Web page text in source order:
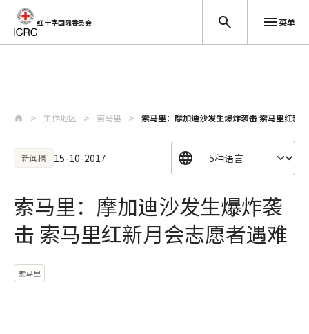
红十字国际委员会 菜单
工作地区 索马里 索马里：摩加迪沙发生爆炸袭击 索马里红新
新闻稿 15-10-2017
索马里：摩加迪沙发生爆炸袭
击 索马里红新月会志愿者遇难
索马里